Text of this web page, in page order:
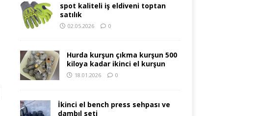
spot kaliteli iş eldiveni toptan
satılık
02.05.2026 0
Hurda kurşun çıkma kurşun 500
kiloya kadar ikinci el kurşun
18.01.2026 0
İkinci el bench press sehpası ve
dambıl seti